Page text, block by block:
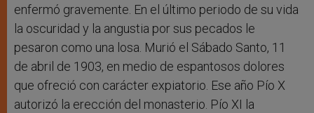
enfermó gravemente. En el último periodo de su vida
la oscuridad y la angustia por sus pecados le
pesaron como una losa. Murió el Sábado Santo, 11
de abril de 1903, en medio de espantosos dolores
que ofreció con carácter expiatorio. Ese año Pío X
autorizó la erección del monasterio. Pío XI la